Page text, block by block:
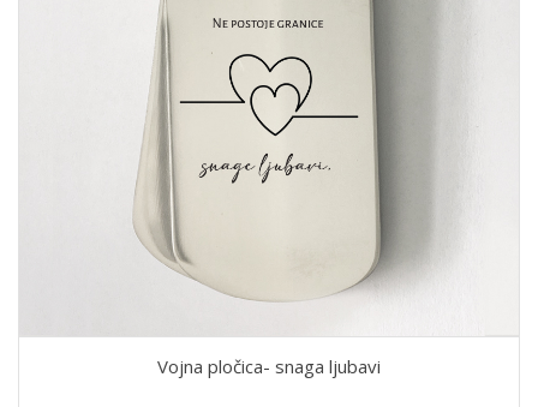
Vojna pločica- snaga ljubavi